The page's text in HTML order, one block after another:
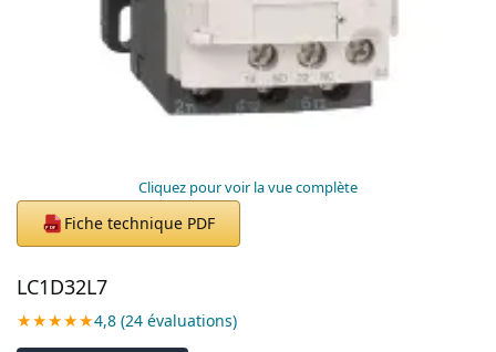
Cliquez pour voir la vue complète
PDF Fiche technique PDF
LC1D32L7
★★★★★4,8 (24 évaluations)